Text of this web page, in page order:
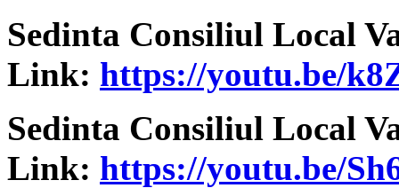
Sedinta Consiliul Local
Link: https://youtu.be/
Sedinta Consiliul Local
Link: https://youtu.be/